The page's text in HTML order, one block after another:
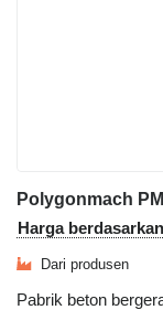
Polygonmach
Harga
Dari produsen
Pabrik beton